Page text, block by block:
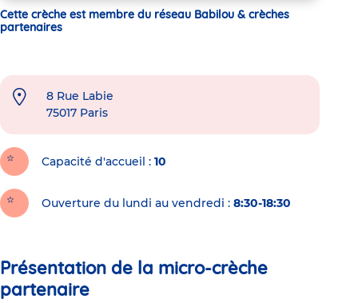
Cette crèche est membre du réseau Babilou & crèches
partenaires
8 Rue Labie
75017 Paris
Capacité d'accueil 10
Ouverture du lundi au vendredi : 8:30-18:30
Présentation de la micro-crèche
partenaire